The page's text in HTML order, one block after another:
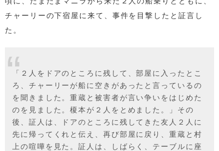
チャーリーの下宿屋に来て、事件を目撃したと証言し
た。
「２人をドアのところに残して、部屋に入ったとこ
ろ、チャーリーが船に空きがあったと言っているの
を聞きました。重蔵と被害者が言い争いをはじめた
のを見ました。榎本が２人をとめました。」その
後、証人は、ドアのところに残してきた友人２人に
先に帰ってくれと伝え、再び部屋に戻り、重蔵と村
上の喧嘩を見た。証人は、しばらく、テーブルに座